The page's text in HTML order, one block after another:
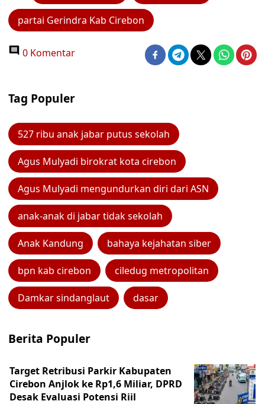
partai Gerindra Kab Cirebon
0 Komentar
Tag Populer
527 ribu anak jabar putus sekolah
Agus Mulyadi birokrat kota cirebon
Agus Mulyadi mengundurkan diri dari ASN
anak-anak di jabar tidak sekolah
Anak Kandung bahaya kejahatan siber
bpn kab cirebon ciledug metropolitan
Damkar sindanglaut dasar
Berita Populer
Target Retribusi Parkir Kabupaten
Cirebon Anjlok ke Rp1,6 Miliar, DPRD
Desak Evaluasi Potensi Riil